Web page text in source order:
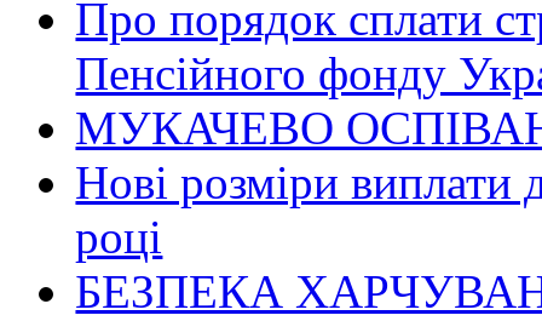
Про порядок сплати
Пенсійного фонду
МУКАЧЕВО
Нові розміри виплати
році
БЕЗПЕКА